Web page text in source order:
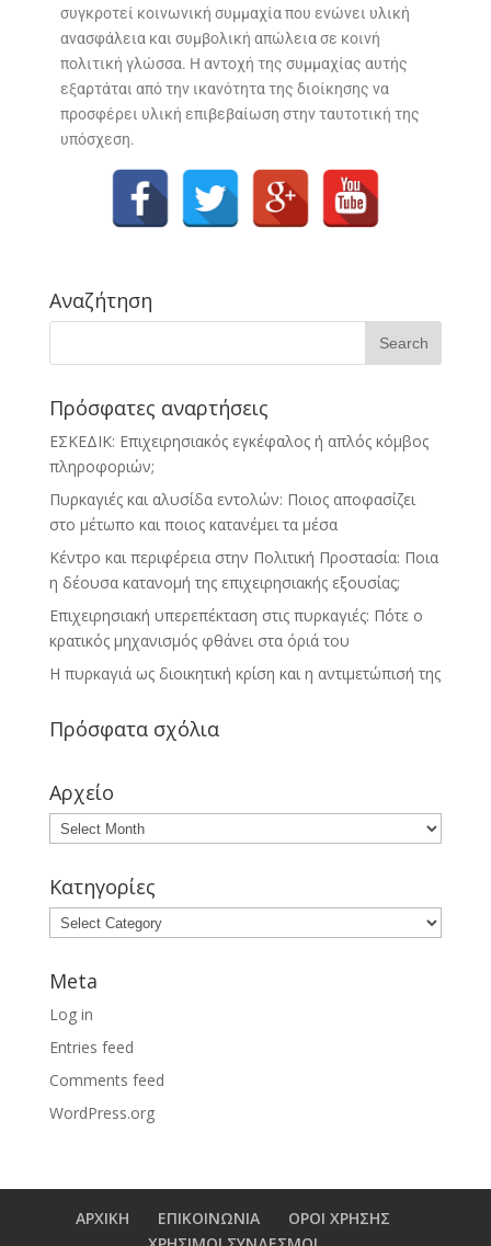
συγκροτεί κοινωνική συμμαχία που ενώνει υλική
ανασφάλεια και συμβολική απώλεια σε κοινή
πολιτική γλώσσα. Η αντοχή της συμμαχίας αυτής
εξαρτάται από την ικανότητα της διοίκησης να
προσφέρει υλική επιβεβαίωση στην ταυτοτική της
υπόσχεση.
Αναζήτηση
Πρόσφατες αναρτήσεις
ΕΣΚΕΔΙΚ: Επιχειρησιακός εγκέφαλος ή απλός κόμβος
πληροφοριών;
Πυρκαγιές και αλυσίδα εντολών: Ποιος αποφασίζει
στο μέτωπο και ποιος κατανέμει τα μέσα
Κέντρο και περιφέρεια στην Πολιτική Προστασία: Ποια
η δέουσα κατανομή της επιχειρησιακής εξουσίας;
Επιχειρησιακή υπερεπέκταση στις πυρκαγιές: Πότε ο
κρατικός μηχανισμός φθάνει στα όριά του
Η πυρκαγιά ως διοικητική κρίση και η αντιμετώπισή της
Πρόσφατα σχόλια
Αρχείο
Κατηγορίες
Meta
Log in
Entries feed
Comments feed
WordPress.org
ΑΡΧΙΚΗ ΕΠΙΚΟΙΝΩΝΙΑ
ΟΡΟΙ ΧΡΗΣΗΣ